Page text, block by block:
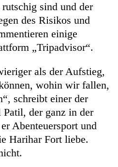
sind und der
des Risikos und
einige
„Tripadvisor“.
als der Aufstieg,
wohin wir fallen,
schreibt einer der
der ganz in der
Abenteuersport und
Harihar Fort liebe.